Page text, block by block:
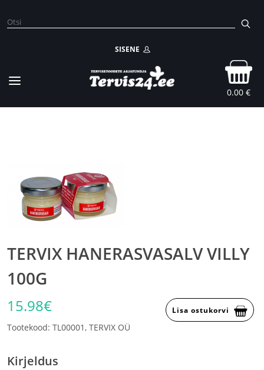
SISENE
0.00 €
TERVIX HANERASVASALV VILLY
100G
15.98€ Lisa ostukorvi
Tootekood: TL00001, TERVIX OÜ
Kirjeldus